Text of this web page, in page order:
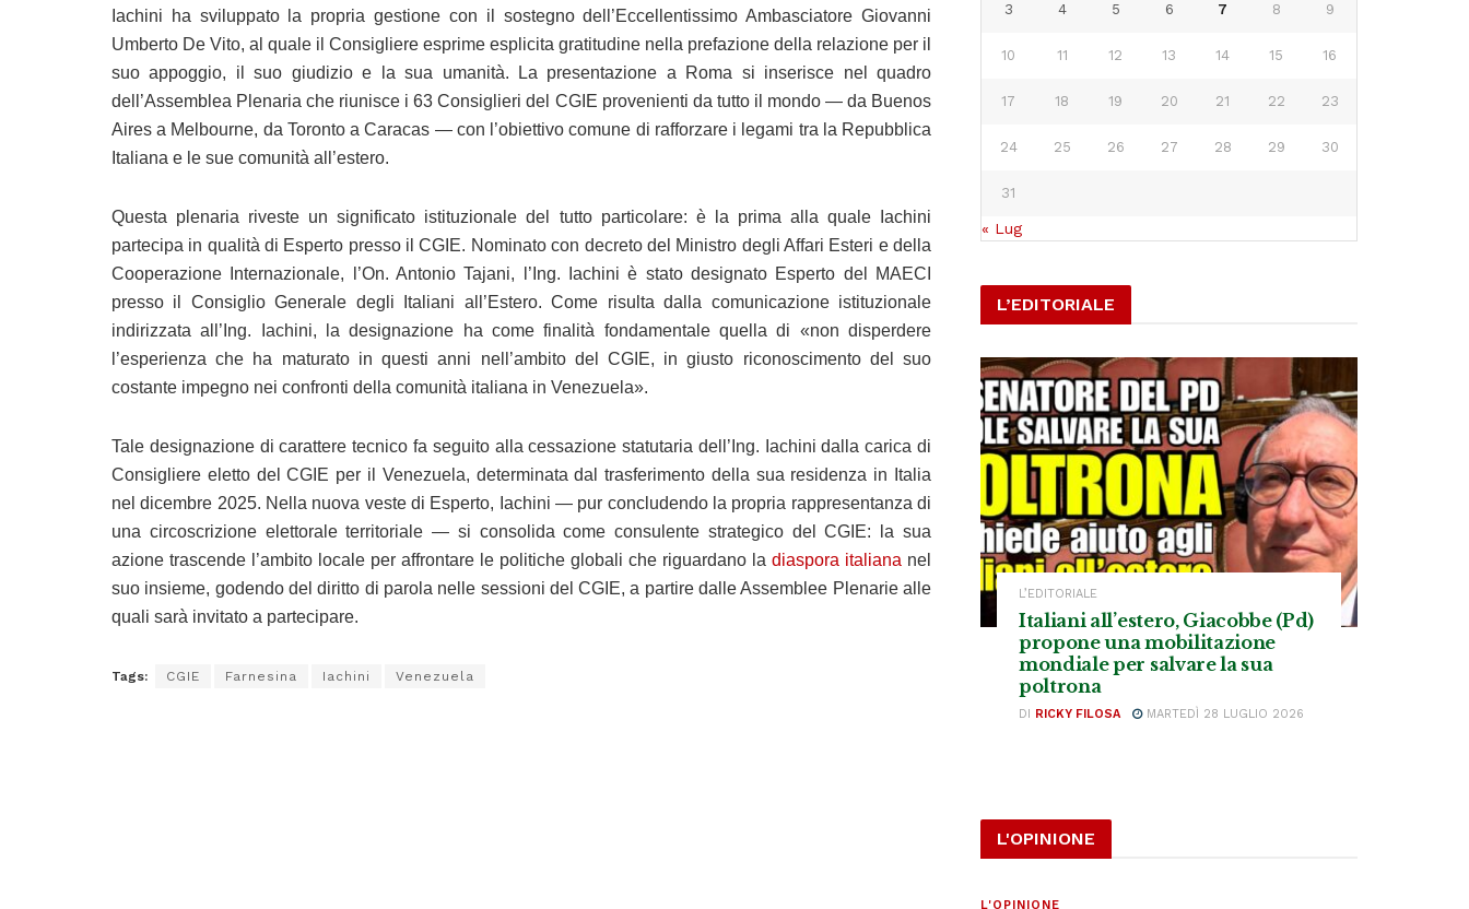
Iachini ha sviluppato la propria gestione con il sostegno dell’Eccellentissimo Ambasciatore Giovanni
Umberto De Vito, al quale il Consigliere esprime esplicita gratitudine nella prefazione della relazione per il
suo appoggio, il suo giudizio e la sua umanità. La presentazione a Roma si inserisce nel quadro
dell’Assemblea Plenaria che riunisce i 63 Consiglieri del CGIE provenienti da tutto il mondo — da Buenos
Aires a Melbourne, da Toronto a Caracas — con l’obiettivo comune di rafforzare i legami tra la Repubblica
Italiana e le sue comunità all’estero.
Questa plenaria riveste un significato istituzionale del tutto particolare: è la prima alla quale Iachini
partecipa in qualità di Esperto presso il CGIE. Nominato con decreto del Ministro degli Affari Esteri e della
Cooperazione Internazionale, l’On. Antonio Tajani, l’Ing. Iachini è stato designato Esperto del MAECI
presso il Consiglio Generale degli Italiani all’Estero. Come risulta dalla comunicazione istituzionale
indirizzata all’Ing. Iachini, la designazione ha come finalità fondamentale quella di «non disperdere
l’esperienza che ha maturato in questi anni nell’ambito del CGIE, in giusto riconoscimento del suo
costante impegno nei confronti della comunità italiana in Venezuela».
Tale designazione di carattere tecnico fa seguito alla cessazione statutaria dell’Ing. Iachini dalla carica di
Consigliere eletto del CGIE per il Venezuela, determinata dal trasferimento della sua residenza in Italia
nel dicembre 2025. Nella nuova veste di Esperto, Iachini — pur concludendo la propria rappresentanza di
una circoscrizione elettorale territoriale — si consolida come consulente strategico del CGIE: la sua
azione trascende l’ambito locale per affrontare le politiche globali che riguardano la diaspora italiana nel
suo insieme, godendo del diritto di parola nelle sessioni del CGIE, a partire dalle Assemblee Plenarie alle
quali sarà invitato a partecipare.
Tags: CGIE Farnesina Iachini Venezuela
3 4 5 6 7 8 9
10 11 12 13 14 15 16
17 18 19 20 21 22 23
24 25 26 27 28 29 30
31
« Lug
L’EDITORIALE
L’EDITORIALE
Italiani all’estero, Giacobbe (Pd)
propone una mobilitazione
mondiale per salvare la sua
poltrona
DI RICKY FILOSA MARTEDÌ 28 LUGLIO 2026
L'OPINIONE
L'OPINIONE